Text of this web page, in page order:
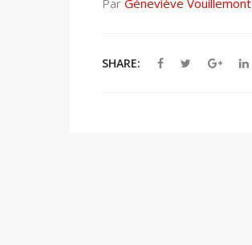
SHARE: